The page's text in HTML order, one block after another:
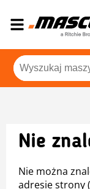
Nie
Nie można
adresie strony